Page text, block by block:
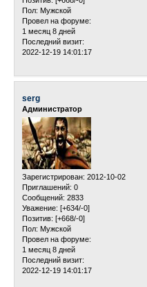
Пол: Мужской
Провел на форуме:
1 месяц 8 дней
Последний визит:
2022-12-19 14:01:17
serg
Администратор
Зарегистрирован: 2012-10-02
Приглашений: 0
Сообщений: 2833
Уважение: [+634/-0]
Позитив: [+668/-0]
Пол: Мужской
Провел на форуме:
1 месяц 8 дней
Последний визит:
2022-12-19 14:01:17